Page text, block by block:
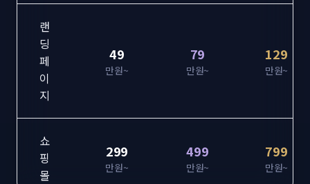
랜
딩
페
이
지
49
만원~
79
만원~
129
만원~
쇼
핑
몰
299
만원~
499
만원~
799
만원~